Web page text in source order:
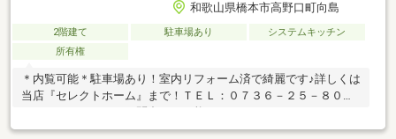
和歌山県橋本市高野口町向島
2階建て 駐車場あり
システムキッチン
所有権
＊内覧可能＊駐車場あり！室内リフォーム済で綺麗です♪詳しくは
当店『セレクトホーム』まで！ＴＥＬ：０７３６－２５－８０３
３ｅｇｙｘｒ